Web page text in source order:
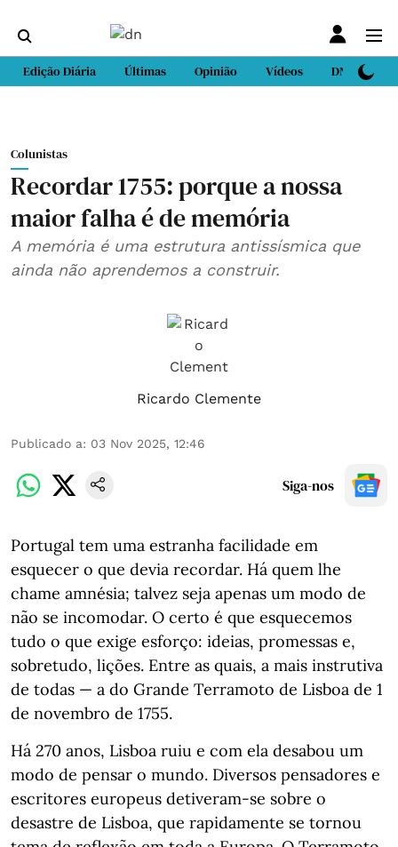
Edição Diária Últimas Opinião Vídeos DN Sport
Colunistas
Recordar 1755: porque a nossa
maior falha é de memória
A memória é uma estrutura antissísmica que
ainda não aprendemos a construir.
Ricardo Clemente
Publicado a: 03 Nov 2025, 12:46
Siga-nos
Portugal tem uma estranha facilidade em
esquecer o que devia recordar. Há quem lhe
chame amnésia; talvez seja apenas um modo de
não se incomodar. O certo é que esquecemos
tudo o que exige esforço: ideias, promessas e,
sobretudo, lições. Entre as quais, a mais instrutiva
de todas — a do Grande Terramoto de Lisboa de 1
de novembro de 1755.
Há 270 anos, Lisboa ruiu e com ela desabou um
modo de pensar o mundo. Diversos pensadores e
escritores europeus detiveram-se sobre o
desastre de Lisboa, que rapidamente se tornou